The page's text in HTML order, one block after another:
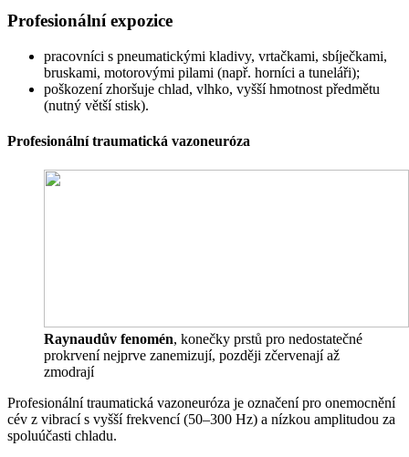
Profesionální expozice
pracovníci s pneumatickými kladivy, vrtačkami, sbíječkami,
bruskami, motorovými pilami (např. horníci a tuneláři);
poškození zhoršuje chlad, vlhko, vyšší hmotnost předmětu
(nutný větší stisk).
Profesionální traumatická vazoneuróza
Raynaudův fenomén, konečky prstů pro nedostatečné
prokrvení nejprve zanemizují, později zčervenají až
zmodrají
Profesionální traumatická vazoneuróza je označení pro onemocnění
cév z vibrací s vyšší frekvencí (50–300 Hz) a nízkou amplitudou za
spoluúčasti chladu.